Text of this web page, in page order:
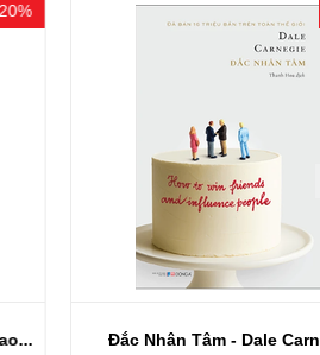
-
Đắc Nhân Tâm - Dale Carnegie